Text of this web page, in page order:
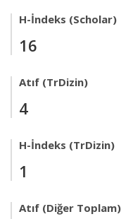
H-İndeks (Scholar)
16
Atıf (TrDizin)
4
H-İndeks (TrDizin)
1
Atıf (Diğer Toplam)